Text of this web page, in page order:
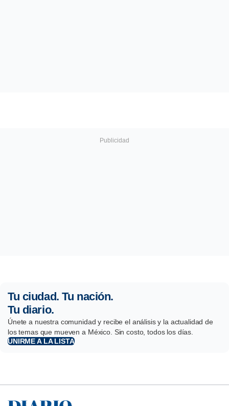
Tu ciudad. Tu nación.
Tu diario.
Únete a nuestra comunidad y recibe el análisis y la actualidad de
los temas que mueven a México. Sin costo, todos los días.
UNIRME A LA LISTA